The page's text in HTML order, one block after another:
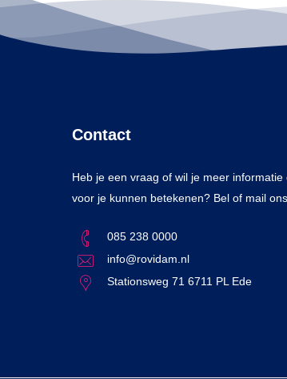
Contact
Heb je een vraag of wil je meer informatie
voor je kunnen betekenen? Bel of mail
085 238 0000
info@rovidam.nl
Stationsweg 71 6711 PL Ede